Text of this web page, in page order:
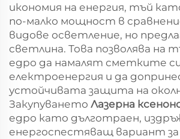
икономия на енергия, тъй
по-малко мощност в
видове осветление, но
светлина. Това позволява на
едро да намалят сметките си
електроенергия и да
устойчивата защита на
Закупуването Лазерна
едро като дълготраен,
енергоспестяващ вариант